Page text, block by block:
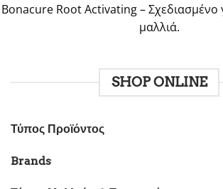
Bonacure Root Activating – Σχεδιασμένο
μαλλιά.
SHOP ONLINE
Τύπος Προϊόντος
Brands